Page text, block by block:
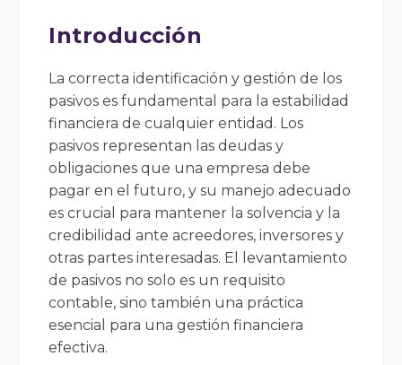
Introducción
La correcta identificación y gestión de los
pasivos es fundamental para la estabilidad
financiera de cualquier entidad. Los
pasivos representan las deudas y
obligaciones que una empresa debe
pagar en el futuro, y su manejo adecuado
es crucial para mantener la solvencia y la
credibilidad ante acreedores, inversores y
otras partes interesadas. El levantamiento
de pasivos no solo es un requisito
contable, sino también una práctica
esencial para una gestión financiera
efectiva.